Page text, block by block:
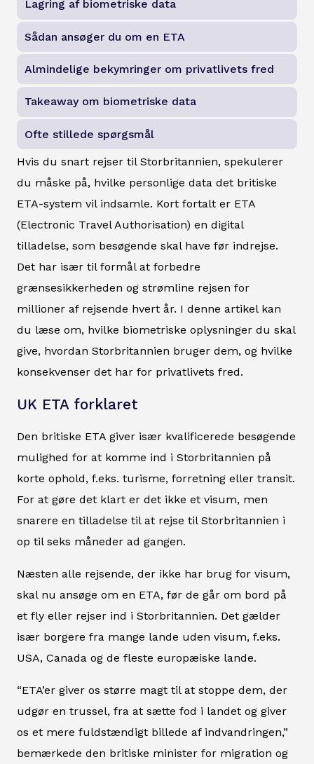
Lagring af biometriske data
Sådan ansøger du om en ETA
Almindelige bekymringer om privatlivets fred
Takeaway om biometriske data
Ofte stillede spørgsmål
Hvis du snart rejser til Storbritannien, spekulerer
du måske på, hvilke personlige data det britiske
ETA-system vil indsamle. Kort fortalt er ETA
(Electronic Travel Authorisation) en digital
tilladelse, som besøgende skal have før indrejse.
Det har især til formål at forbedre
grænsesikkerheden og strømline rejsen for
millioner af rejsende hvert år. I denne artikel kan
du læse om, hvilke biometriske oplysninger du skal
give, hvordan Storbritannien bruger dem, og hvilke
konsekvenser det har for privatlivets fred.
UK ETA forklaret
Den britiske ETA giver især kvalificerede besøgende
mulighed for at komme ind i Storbritannien på
korte ophold, f.eks. turisme, forretning eller transit.
For at gøre det klart er det ikke et visum, men
snarere en tilladelse til at rejse til Storbritannien i
op til seks måneder ad gangen.
Næsten alle rejsende, der ikke har brug for visum,
skal nu ansøge om en ETA, før de går om bord på
et fly eller rejser ind i Storbritannien. Det gælder
især borgere fra mange lande uden visum, f.eks.
USA, Canada og de fleste europæiske lande.
“ETA’er giver os større magt til at stoppe dem, der
udgør en trussel, fra at sætte fod i landet og giver
os et mere fuldstændigt billede af indvandringen,”
bemærkede den britiske minister for migration og